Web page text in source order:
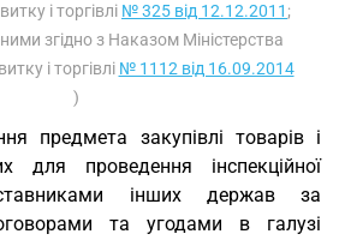
і торгівлі № 325 від 12.12.2011 ;
згідно з Наказом Міністерства
і торгівлі № 1112 від 16.09.2014
)
предмета закупівлі товарів і
для проведення інспекційної
інших держав за
та угодами в галузі